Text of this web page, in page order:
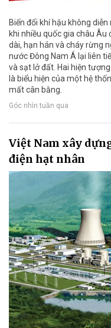
Biến đổi khí hậu không
khi nhiều quốc gia châu
dài, hạn hán và cháy rừng
nước Đông Nam Á lại liên
và sạt lở đất. Hai hiện
là biểu hiện của một hệ
mất cân bằng.
Góc nhìn tuần qua
Việt Nam xây
điện hạt nhân